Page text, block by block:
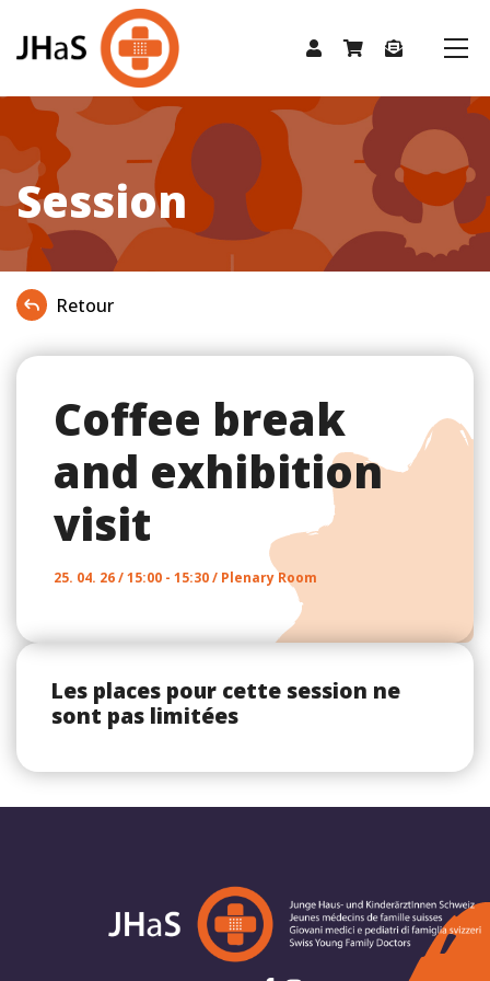
Session
Retour
Coffee break
and exhibition
visit
25. 04. 26 / 15:00 - 15:30 / Plenary Room
Les places pour cette session ne
sont pas limitées